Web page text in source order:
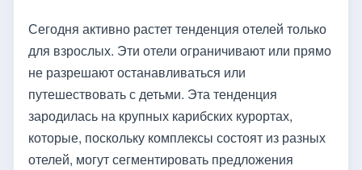
Сегодня активно растет тенденция отелей только
для взрослых. Эти отели ограничивают или прямо
не разрешают останавливаться или
путешествовать с детьми. Эта тенденция
зародилась на крупных карибских курортах,
которые, поскольку комплексы состоят из разных
отелей, могут сегментировать предложения